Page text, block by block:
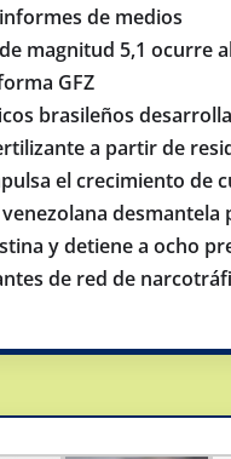
de medios
magnitud 5,1 ocurre
GFZ
brasileños
a partir de
el crecimiento de
desmantela
y detiene a ocho
de red de